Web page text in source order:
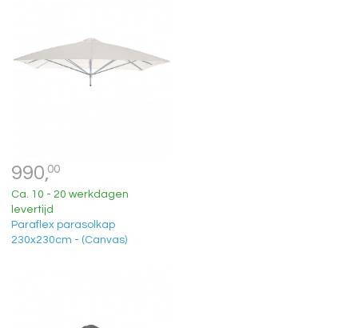
990,00
Ca. 10 - 20 werkdagen
levertijd
Paraflex parasolkap
230x230cm - (Canvas)